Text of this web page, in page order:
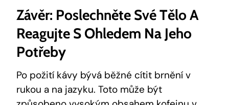
Závěr: Poslechněte Své Tělo A
Reagujte S Ohledem Na Jeho
Potřeby
Po požití kávy bývá běžné cítit brnění v
rukou a na jazyku. Toto může být